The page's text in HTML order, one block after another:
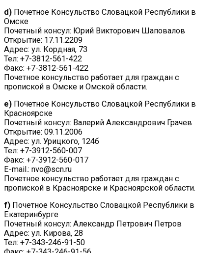
d) Почетное Консульство Словацкой Республики в
Омске
Почетный консул: Юрий Викторович Шаповалов
Открытие: 17.11.2209
Адрес: ул. Кордная, 73
Тел: +7-3812-561-422
Факс: +7-3812-561-422
Почетное консульство работает для граждан с
пропиской в Омске и Омской области.
e) Почетное Консульство Словацкой Республики в
Красноярске
Почетный консул: Валерий Александрович Грачев
Открытие: 09.11.2006
Адрес: ул. Урицкого, 124б
Тел: +7-3912-560-007
Факс: +7-3912-560-017
E-mail.: nvo@scn.ru
Почетное консульство работает для граждан с
пропиской в Красноярске и Красноярской области.
f) Почетное Консульство Словацкой Республики в
Екатеринбурге
Почетный консул: Александр Петрович Петров
Адрес: ул. Кирова, 28
Тел: +7-343-246-91-50